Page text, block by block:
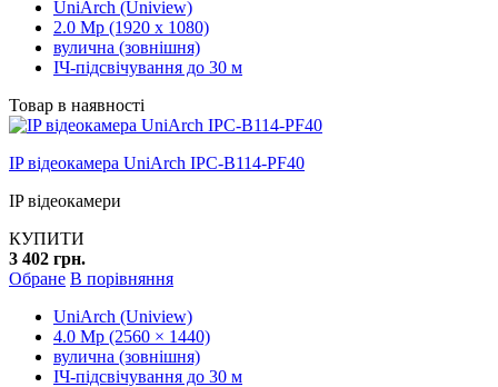
UniArch (Uniview)
2.0 Mp (1920 x 1080)
вулична (зовнішня)
ІЧ-підсвічування до 30 м
Товар в наявності
IP відеокамера UniArch IPC-B114-PF40
IP відеокамери
КУПИТИ
3 402 грн.
Обране В порівняння
UniArch (Uniview)
4.0 Mp (2560 × 1440)
вулична (зовнішня)
ІЧ-підсвічування до 30 м